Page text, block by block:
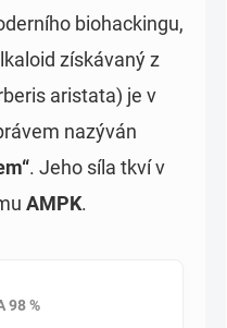
biohackingu,
získávaný z
aristata) je v
nazýván
. Jeho síla tkví v
AMPK.
98 %